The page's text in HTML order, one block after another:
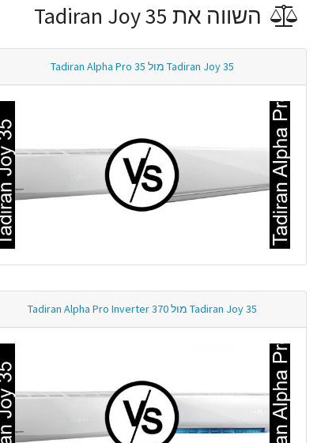
השווה את Tadiran Joy 35
Tadiran Joy 35 מול Tadiran Alpha Pro 35
Tadiran Joy 35 מול Tadiran Alpha Pro Inverter 370